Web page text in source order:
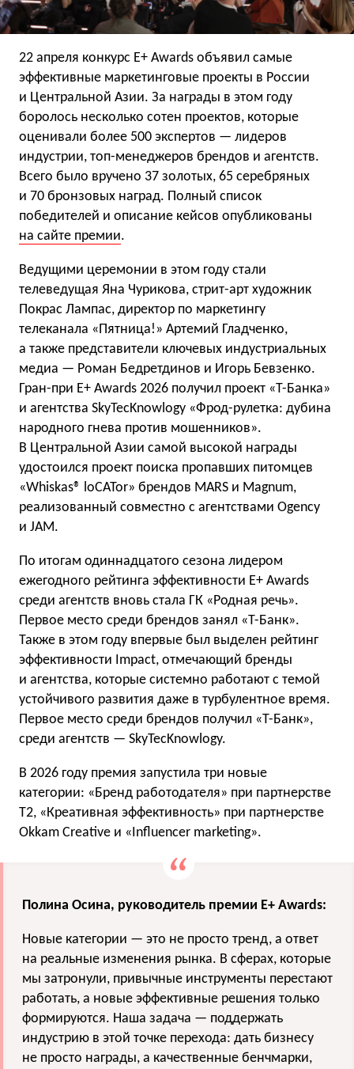
22 апреля конкурс E+ Awards объявил самые
эффективные маркетинговые проекты в России
и Центральной Азии. За награды в этом году
боролось несколько сотен проектов, которые
оценивали более 500 экспертов — лидеров
индустрии, топ-менеджеров брендов и агентств.
Всего было вручено 37 золотых, 65 серебряных
и 70 бронзовых наград. Полный список
победителей и описание кейсов опубликованы
на сайте премии.
Ведущими церемонии в этом году стали
телеведущая Яна Чурикова, стрит-арт художник
Покрас Лампас, директор по маркетингу
телеканала «Пятница!» Артемий Гладченко,
а также представители ключевых индустриальных
медиа — Роман Бедретдинов и Игорь Бевзенко.
Гран-при E+ Awards 2026 получил проект «Т-Банка»
и агентства SkyTecKnowlogy «Фрод-рулетка: дубина
народного гнева против мошенников».
В Центральной Азии самой высокой награды
удостоился проект поиска пропавших питомцев
«Whiskas® loCATor» брендов MARS и Magnum,
реализованный совместно с агентствами Ogency
и JAM.
По итогам одиннадцатого сезона лидером
ежегодного рейтинга эффективности E+ Awards
среди агентств вновь стала ГК «Родная речь».
Первое место среди брендов занял «Т-Банк».
Также в этом году впервые был выделен рейтинг
эффективности Impact, отмечающий бренды
и агентства, которые системно работают с темой
устойчивого развития даже в турбулентное время.
Первое место среди брендов получил «Т-Банк»,
среди агентств — SkyTecKnowlogy.
В 2026 году премия запустила три новые
категории: «Бренд работодателя» при партнерстве
T2, «Креативная эффективность» при партнерстве
Okkam Creative и «Influencer marketing».
Полина Осина, руководитель премии E+ Awards:
Новые категории — это не просто тренд, а ответ
на реальные изменения рынка. В сферах, которые
мы затронули, привычные инструменты перестают
работать, а новые эффективные решения только
формируются. Наша задача — поддержать
индустрию в этой точке перехода: дать бизнесу
не просто награды, а качественные бенчмарки,